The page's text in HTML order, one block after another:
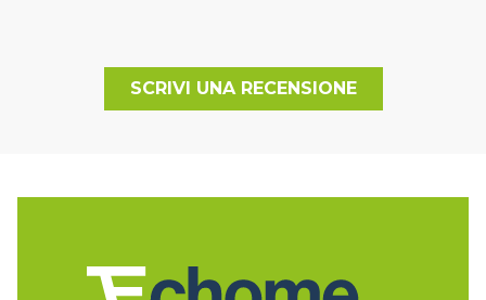
SCRIVI UNA RECENSIONE